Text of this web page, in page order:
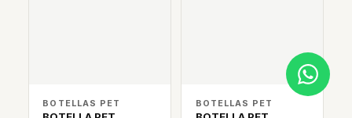
BOTELLAS PET BOTELLAS PET